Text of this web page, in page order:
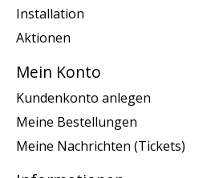
Installation
Aktionen
Mein Konto
Kundenkonto anlegen
Meine Bestellungen
Meine Nachrichten (Tickets)